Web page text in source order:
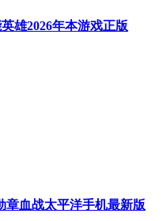
雄2026年本游戏正版
章血战太平洋手机最新版